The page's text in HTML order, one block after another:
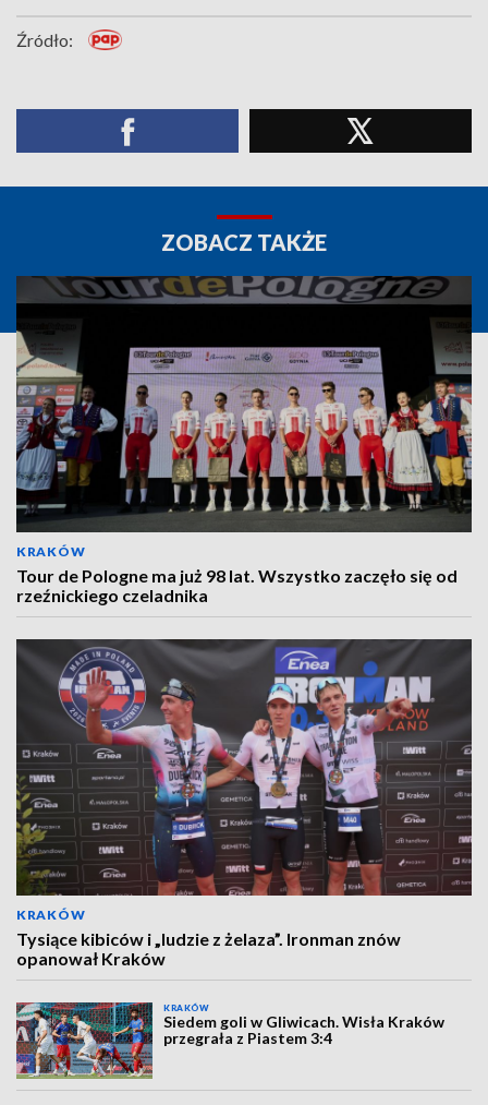
Źródło:
ZOBACZ TAKŻE
KRAKÓW
Tour de Pologne ma już 98 lat. Wszystko zaczęło się od
rzeźnickiego czeladnika
KRAKÓW
Tysiące kibiców i „ludzie z żelaza”. Ironman znów
opanował Kraków
KRAKÓW
Siedem goli w Gliwicach. Wisła Kraków
przegrała z Piastem 3:4